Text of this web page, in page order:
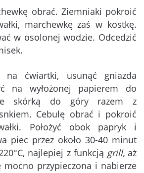
obrać. Ziemniaki pokroić
marchewkę zaś w kostkę.
w osolonej wodzie. Odcedzić
na ćwiartki, usunąć gniazda
na wyłożonej papierem do
skórką do góry razem z
Cebulę obrać i pokroić
Położyć obok papryk i
piec przez około 30-40 minut
najlepiej z funkcją grill, aż
mocno przypieczona i nabierze